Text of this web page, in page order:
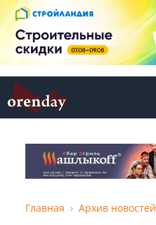
Главная Архив новостей